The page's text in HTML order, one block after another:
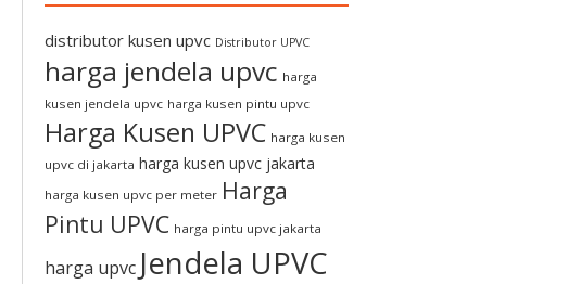
distributor kusen upvc Distributor UPVC
harga jendela upvc harga
kusen jendela upvc harga kusen pintu upvc
Harga Kusen UPVC harga kusen
upvc di jakarta harga kusen upvc jakarta
harga kusen upvc per meter Harga
Pintu UPVC harga pintu upvc jakarta
harga upvc Jendela UPVC